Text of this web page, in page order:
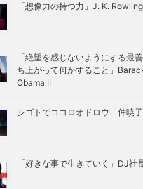
「想像力の持つ力」J. K. Rowling
「絶望を感じないようにする最
ち上がって何かすること」
Obama II
シゴトでココロオドロウ 仲暁子
「好きな事で生きていく」DJ社